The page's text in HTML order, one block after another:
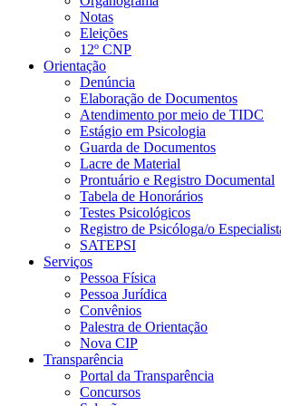
Notas
Eleições
12º CNP
Orientação
Denúncia
Elaboração de Documentos
Atendimento por meio de TIDC
Estágio em Psicologia
Guarda de Documentos
Lacre de Material
Prontuário e Registro Documental
Tabela de Honorários
Testes Psicológicos
Registro de Psicóloga/o
SATEPSI
Serviços
Pessoa Física
Pessoa Jurídica
Convênios
Palestra de Orientação
Nova CIP
Transparência
Portal da Transparência
Concursos